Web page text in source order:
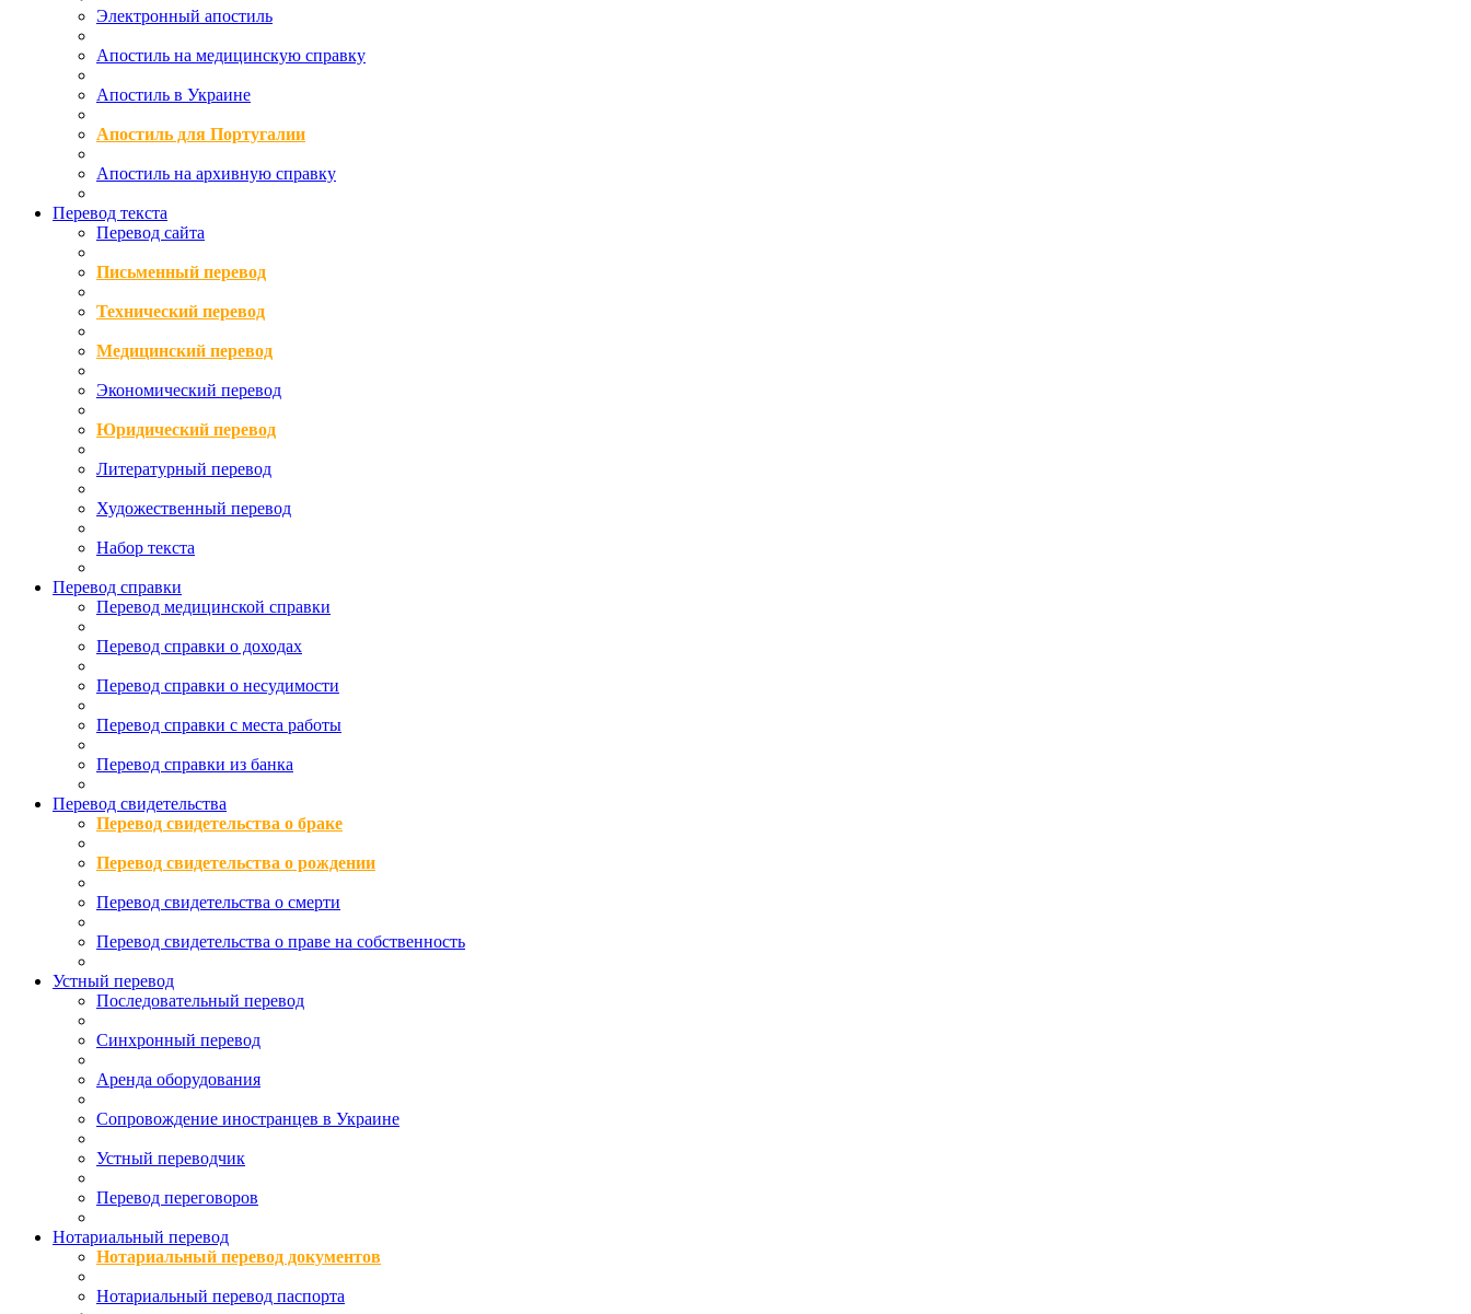
Электронный апостиль
Апостиль на медицинскую справку
Апостиль в Украине
Апостиль для Португалии
Апостиль на архивную справку
Перевод текста
Перевод сайта
Письменный перевод
Технический перевод
Медицинский перевод
Экономический перевод
Юридический перевод
Литературный перевод
Художественный перевод
Набор текста
Перевод справки
Перевод медицинской справки
Перевод справки о доходах
Перевод справки о несудимости
Перевод справки с места работы
Перевод справки из банка
Перевод свидетельства
Перевод свидетельства о браке
Перевод свидетельства о рождении
Перевод свидетельства о смерти
Перевод свидетельства о праве на собственность
Устный перевод
Последовательный перевод
Синхронный перевод
Аренда оборудования
Сопровождение иностранцев в Украине
Устный переводчик
Перевод переговоров
Нотариальный перевод
Нотариальный перевод документов
Нотариальный перевод паспорта